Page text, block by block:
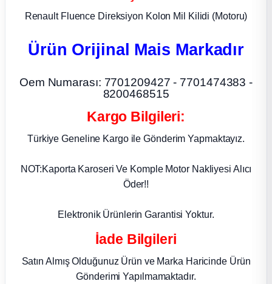
Renault Fluence Direksiyon Kolon Mil Kilidi (Motoru)
Ürün Orijinal Mais Markadır
Oem Numarası: 7701209427 - 7701474383 -
8200468515
Kargo Bilgileri:
Türkiye Geneline Kargo ile Gönderim Yapmaktayız.
NOT:Kaporta Karoseri Ve Komple Motor Nakliyesi Alıcı
Öder!!
Elektronik Ürünlerin Garantisi Yoktur.
İade Bilgileri
Satın Almış Olduğunuz Ürün ve Marka Haricinde Ürün
Gönderimi Yapılmamaktadır.